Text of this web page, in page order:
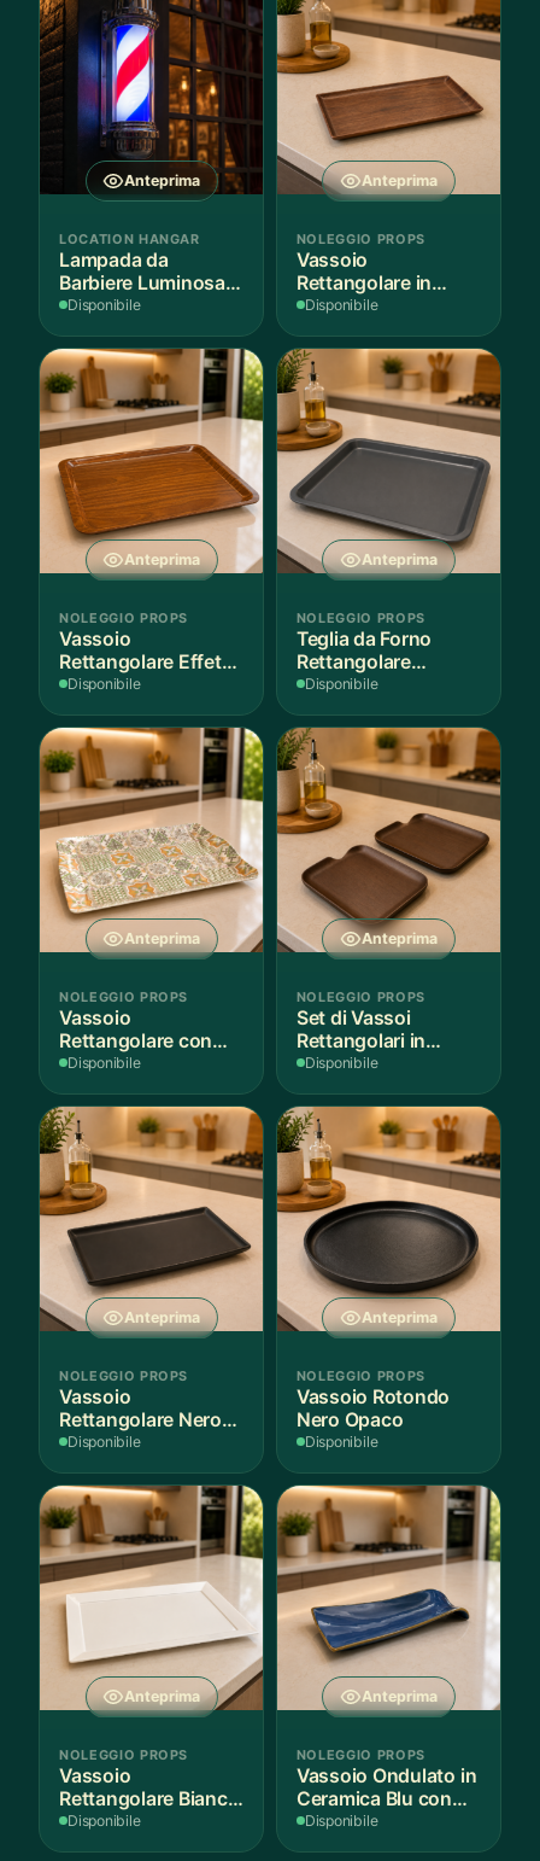
Anteprima
LOCATION HANGAR
Lampada da
Barbiere Luminosa
Rotante
Disponibile
Anteprima
NOLEGGIO PROPS
Vassoio
Rettangolare in
Legno Scuro
Disponibile
Anteprima
NOLEGGIO PROPS
Vassoio
Rettangolare Effetto
Legno
Disponibile
Anteprima
NOLEGGIO PROPS
Teglia da Forno
Rettangolare
Antiaderente
Disponibile
Anteprima
NOLEGGIO PROPS
Vassoio
Rettangolare con
Fantasia
Disponibile
Anteprima
NOLEGGIO PROPS
Set di Vassoi
Rettangolari in
Finitura Legno
Disponibile
Anteprima
NOLEGGIO PROPS
Vassoio
Rettangolare Nero
Opaco
Disponibile
Anteprima
NOLEGGIO PROPS
Vassoio Rotondo
Nero Opaco
Disponibile
Anteprima
NOLEGGIO PROPS
Vassoio
Rettangolare Bianco
per Scenografie
Disponibile
Anteprima
NOLEGGIO PROPS
Vassoio Ondulato in
Ceramica Blu con
Bordo Dorato
Disponibile